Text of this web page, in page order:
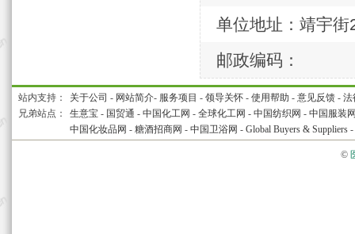
单位地址：靖宇街
邮政编码：
站内支持： 关于公司 - 网站简介- 服务项目 - 领导关怀 - 使用帮助 - 意见反馈 - 法
兄弟站点：
生意宝 - 国贸通 - 中国化工网 - 全球化工网 - 中国纺织网 - 中国服装
中国化妆品网 - 糖酒招商网 - 中国卫浴网 - Global Buyers & Suppliers -
©